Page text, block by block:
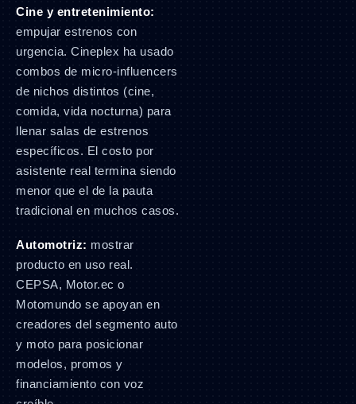
Cine y entretenimiento:
empujar estrenos con
urgencia. Cineplex ha usado
combos de micro-influencers
de nichos distintos (cine,
comida, vida nocturna) para
llenar salas de estrenos
específicos. El costo por
asistente real termina siendo
menor que el de la pauta
tradicional en muchos casos.
Automotriz: mostrar
producto en uso real.
CEPSA, Motor.ec o
Motomundo se apoyan en
creadores del segmento auto
y moto para posicionar
modelos, promos y
financiamiento con voz